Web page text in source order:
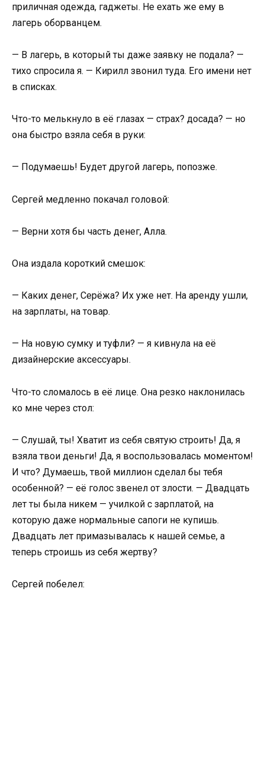
приличная одежда, гаджеты. Не ехать же ему в
лагерь оборванцем.
— В лагерь, в который ты даже заявку не подала? —
тихо спросила я. — Кирилл звонил туда. Его имени нет
в списках.
Что-то мелькнуло в её глазах — страх? досада? — но
она быстро взяла себя в руки:
— Подумаешь! Будет другой лагерь, попозже.
Сергей медленно покачал головой:
— Верни хотя бы часть денег, Алла.
Она издала короткий смешок:
— Каких денег, Серёжа? Их уже нет. На аренду ушли,
на зарплаты, на товар.
— На новую сумку и туфли? — я кивнула на её
дизайнерские аксессуары.
Что-то сломалось в её лице. Она резко наклонилась
ко мне через стол:
— Слушай, ты! Хватит из себя святую строить! Да, я
взяла твои деньги! Да, я воспользовалась моментом!
И что? Думаешь, твой миллион сделал бы тебя
особенной? — её голос звенел от злости. — Двадцать
лет ты была никем — училкой с зарплатой, на
которую даже нормальные сапоги не купишь.
Двадцать лет примазывалась к нашей семье, а
теперь строишь из себя жертву?
Сергей побелел: